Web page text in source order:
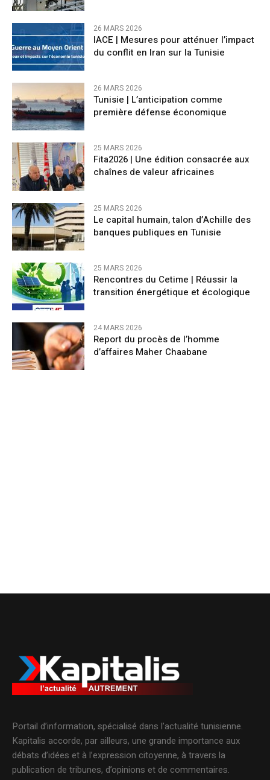
26 MARS 2026
IACE | Mesures pour atténuer l’impact
du conflit en Iran sur la Tunisie
26 MARS 2026
Tunisie | L’anticipation comme
première défense économique
25 MARS 2026
Fita2026 | Une édition consacrée aux
chaînes de valeur africaines
25 MARS 2026
Le capital humain, talon d’Achille des
banques publiques en Tunisie
25 MARS 2026
Rencontres du Cetime | Réussir la
transition énergétique et écologique
24 MARS 2026
Report du procès de l’homme
d’affaires Maher Chaabane
Portail d’information, spécialisé dans l’actualité tunisienne.
Kapitalis accorde, par ailleurs, une grande importance aux
débats d’idées et à l’expression citoyenne, à travers la
publication de tribunes, d’opinions et de commentaires.